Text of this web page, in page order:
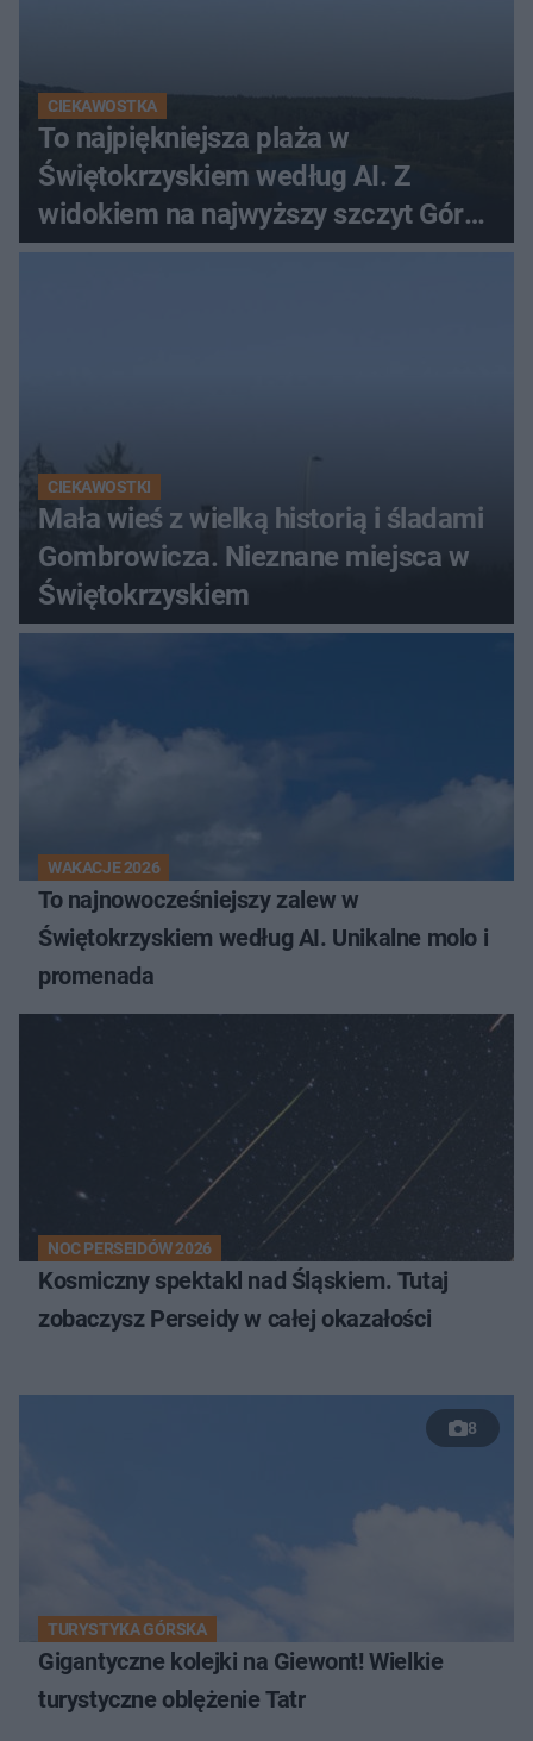
CIEKAWOSTKA
To najpiękniejsza plaża w
Świętokrzyskiem według AI. Z
widokiem na najwyższy szczyt Gór
Świętokrzyskich
CIEKAWOSTKI
Mała wieś z wielką historią i śladami
Gombrowicza. Nieznane miejsca w
Świętokrzyskiem
WAKACJE 2026
To najnowocześniejszy zalew w
Świętokrzyskiem według AI. Unikalne molo i
promenada
NOC PERSEIDÓW 2026
Kosmiczny spektakl nad Śląskiem. Tutaj
zobaczysz Perseidy w całej okazałości
8
TURYSTYKA GÓRSKA
Gigantyczne kolejki na Giewont! Wielkie
turystyczne oblężenie Tatr